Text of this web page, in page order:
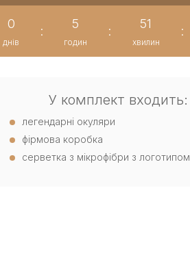
0
днів
:
5
годин
:
51
хвилин
:
У комплект входить:
легендарні окуляри
фірмова коробка
серветка з мікрофібри з логотипом